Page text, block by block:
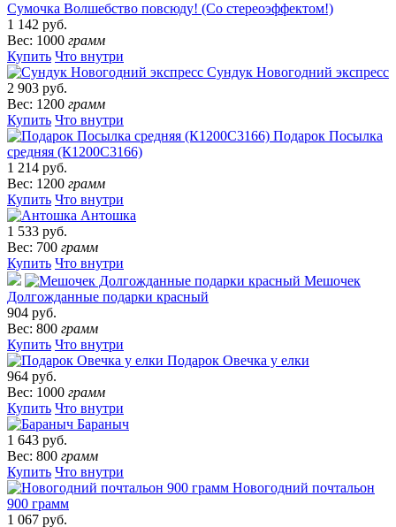
Сумочка Волшебство повсюду! (Со стереоэффектом!)
1 142 руб.
Вес: 1000 грамм
Купить Что внутри
Сундук Новогодний экспресс
2 903 руб.
Вес: 1200 грамм
Купить Что внутри
Подарок Посылка
средняя (К1200С3166)
1 214 руб.
Вес: 1200 грамм
Купить Что внутри
Антошка
1 533 руб.
Вес: 700 грамм
Купить Что внутри
Мешочек
Долгожданные подарки красный
904 руб.
Вес: 800 грамм
Купить Что внутри
Подарок Овечка у елки
964 руб.
Вес: 1000 грамм
Купить Что внутри
Бараныч
1 643 руб.
Вес: 800 грамм
Купить Что внутри
Новогодний почтальон
900 грамм
1 067 руб.